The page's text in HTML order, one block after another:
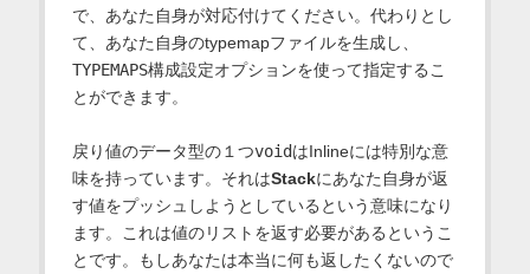
で、あなた自身が対応付けてください。代わりとし
て、あなた自身のtypemapファイルを生成し、
TYPEMAPS構成設定オプションを使って指定するこ
とができます。
戻り値のデータ型の１つvoidはInlineには特別な意
味を持っています。それはStackにあなた自身が返
す値をプッシュしようとしているという意味になり
ます。これは値のリストを返す必要があるというこ
とです。もしあなたは本当に何も返したくないので